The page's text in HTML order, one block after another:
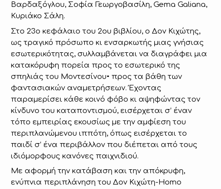
Βαρδαξόγλου, Σοφία Γεωργοβασίλη, Gema Galiana,
Κυριάκο Σάλη.
Στο 23ο κεφάλαιο του 2ου βιβλίου, ο Δον Κιχώτης,
ως τραγικό πρόσωπο κι ενσαρκωτής μιας γνήσιας
εσωτερικότητας, συλλαμβάνεται να διαγράφει μια
κατακόρυφη πορεία προς το εσωτερικό της
σπηλιάς του Μοντεσίνου• προς τα βάθη των
φαντασιακών αναμετρήσεων. Έχοντας
παραμερίσει κάθε κοινό φόβο κι αψηφώντας τον
κίνδυνο του καταποντισμού, εισέρχεται σ’ έναν
τόπο εμπειρίας εκουσίως με την αμφίεση του
περιπλανώμενου ιππότη, όπως εισέρχεται το
παιδί σ’ ένα περιβάλλον που διέπεται από τους
ιδιόμορφους κανόνες παιχνιδιού.
Με αφορμή την κατάβαση και την απόκρυφη,
ενύπνια περιπλάνηση του Δον Κιχώτη-Homo